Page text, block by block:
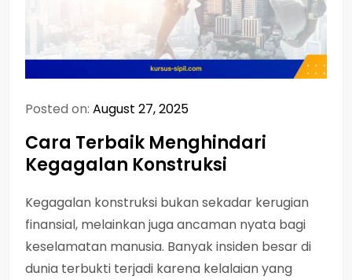
Posted on: August 27, 2025
Cara Terbaik Menghindari
Kegagalan Konstruksi
Kegagalan konstruksi bukan sekadar kerugian
finansial, melainkan juga ancaman nyata bagi
keselamatan manusia. Banyak insiden besar di
dunia terbukti terjadi karena kelalaian yang